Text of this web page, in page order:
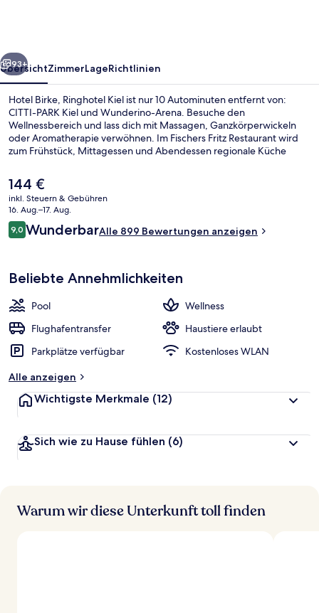
Weiter
93+
ÜbersichtZimmerLageRichtlinien
Hotel Birke, Ringhotel Kiel ist nur 10 Autominuten entfernt von:
CITTI-PARK Kiel und Wunderino-Arena. Besuche den
Wellnessbereich und lass dich mit Massagen, Ganzkörperwickeln
oder Aromatherapie verwöhnen. Im Fischers Fritz Restaurant wird
zum Frühstück, Mittagessen und Abendessen regionale Küche
einen Innenpool, eine Loungebar sowie eine Sauna. Andere
Reisende haben viel Gutes über das hilfsbereite Personal zu
berichten.
Der
aktuelle
Preis
beträgt
144 €.
144 €
inkl. Steuern & Gebühren
16. Aug.–17. Aug.
Bewertungen
9,09,0 von 10.
WunderbarAlle 899 Bewertungen anzeigen
Beliebte Annehmlichkeiten
Pool
Wellness
Flughafentransfer
Haustiere erlaubt
Parkplätze verfügbar
Kostenloses WLAN
Alle anzeigen
Wichtigste Merkmale (12)
Sich wie zu Hause fühlen (6)
Warum wir diese Unterkunft toll finden